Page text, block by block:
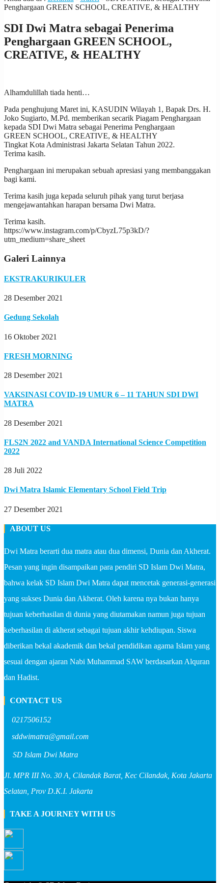
Penghargaan GREEN SCHOOL, CREATIVE, & HEALTHY
SDI Dwi Matra sebagai Penerima
Penghargaan GREEN SCHOOL,
CREATIVE, & HEALTHY
Alhamdulillah tiada henti…
Pada penghujung Maret ini, KASUDIN Wilayah 1, Bapak Drs. H.
Joko Sugiarto, M.Pd. memberikan secarik Piagam Penghargaan
kepada SDI Dwi Matra sebagai Penerima Penghargaan
GREEN SCHOOL, CREATIVE, & HEALTHY
Tingkat Kota Administrasi Jakarta Selatan Tahun 2022.
Terima kasih.
Penghargaan ini merupakan sebuah apresiasi yang membanggakan
bagi kami.
Terima kasih juga kepada seluruh pihak yang turut berjasa
mengejawantahkan harapan bersama Dwi Matra.
Terima kasih.
https://www.instagram.com/p/CbyzL75p3kD/?
utm_medium=share_sheet
Galeri Lainnya
EKSTRAKURIKULER
28 Desember 2021
Gedung Sekolah
16 Oktober 2021
FRESH MORNING
28 Desember 2021
VAKSINASI COVID-19 UMUR 6 – 11 TAHUN SDI DWI
MATRA
28 Desember 2021
FLS2N 2022 and VANDA International Science Competition
2022
28 Juli 2022
Dwi Matra Islamic Elementary School Field Trip
27 Desember 2021
ABOUT US
Dwi Matra berarti dua matra atau dua dimensi, Dunia dan Akherat.
Pesan yang ingin disampaikan para pendiri SD Islam Dwi Matra,
bahwa kelak SD Islam Dwi Matra dapat mencetak generasi-generasi
yang sukses Dunia dan Akherat. Oleh karena nya bukan hanya
tujuan keberhasilan di dunia yang diutamakan namun juga tujuan
keberhasilan di akherat sebagai tujuan akhir kehdiupan. Siswa
diberikan bekal akademik dan bekal pendidikan agama Islam yang
sesuai dengan ajaran Nabi Muhammad SAW berdasarkan Alquran
dan Hadist.
CONTACT US
0217506152
sddwimatra@gmail.com
SD Islam Dwi Matra
Jl. MPR III No. 30 A, Cilandak Barat, Kec Cilandak, Kota Jakarta
Selatan, Prov D.K.I. Jakarta
TAKE A JOURNEY WITH US